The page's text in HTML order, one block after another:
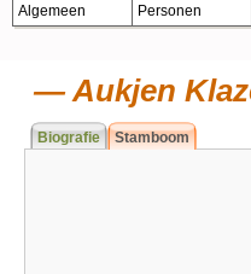
Algemeen Personen
Aukjen
Biografie Stamboom